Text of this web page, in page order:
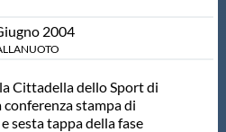
2004
Cittadella dello Sport di
conferenza stampa di
sesta tappa della fase